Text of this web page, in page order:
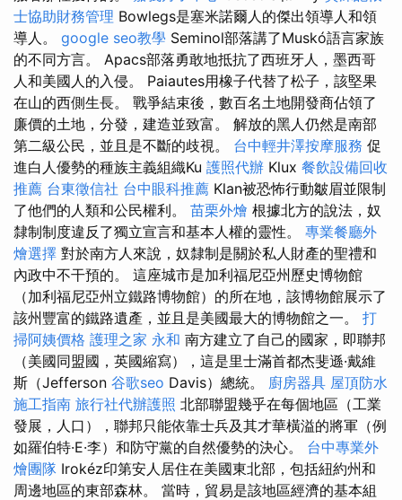
士協助財務管理 Bowlegs是塞米諾爾人的傑出領導人和領
導人。 google seo教學 Seminol部落講了Muskó語言家族
的不同方言。 Apacs部落勇敢地抵抗了西班牙人，墨西哥
人和美國人的入侵。 Paiautes用橡子代替了松子，該堅果
在山的西側生長。 戰爭結束後，數百名土地開發商佔領了
廉價的土地，分發，建造並致富。 解放的黑人仍然是南部
第二級公民，並且是不斷的歧視。 台中輕井澤按摩服務 促
進白人優勢的種族主義組織Ku 護照代辦 Klux 餐飲設備回收
推薦 台東徵信社 台中眼科推薦 Klan被恐怖行動皺眉並限制
了他們的人類和公民權利。 苗栗外燴 根據北方的說法，奴
隸制制度違反了獨立宣言和基本人權的靈性。 專業餐廳外
燴選擇 對於南方人來說，奴隸制是關於私人財產的聖禮和
內政中不干預的。 這座城市是加利福尼亞州歷史博物館
（加利福尼亞州立鐵路博物館）的所在地，該博物館展示了
該州豐富的鐵路遺產，並且是美國最大的博物館之一。 打
掃阿姨價格 護理之家 永和 南方建立了自己的國家，即聯邦
（美國同盟國，英國縮寫），這是里士滿首都杰斐遜·戴維
斯（Jefferson 谷歌seo Davis）總統。 廚房器具 屋頂防水
施工指南 旅行社代辦護照 北部聯盟幾乎在每個地區（工業
發展，人口），聯邦只能依靠士兵及其才華橫溢的將軍（例
如羅伯特·E·李）和防守黨的自然優勢的決心。 台中專業外
燴團隊 Irokéz印第安人居住在美國東北部，包括紐約州和
周邊地區的東部森林。 當時，貿易是該地區經濟的基本組